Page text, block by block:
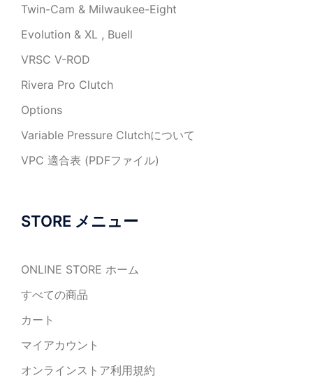
Twin-Cam & Milwaukee-Eight
Evolution & XL , Buell
VRSC V-ROD
Rivera Pro Clutch
Options
Variable Pressure Clutchについて
VPC 適合表 (PDFファイル)
STORE メニュー
ONLINE STORE ホーム
すべての商品
カート
マイアカウント
オンラインストア利用規約